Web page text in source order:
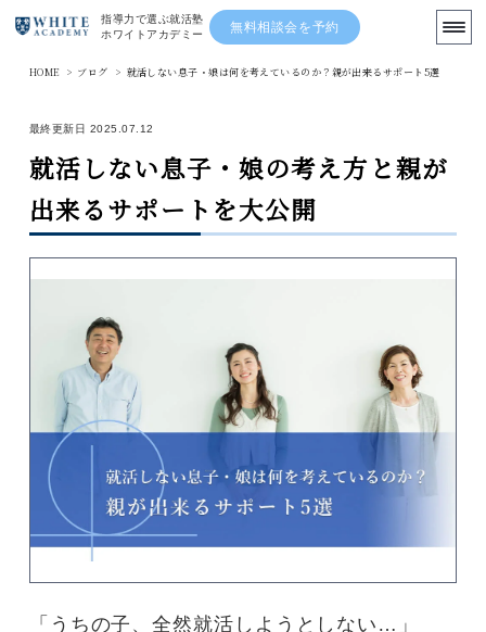
指導力で選ぶ就活塾
ホワイトアカデミー
無料相談会を予約
TOP
講師陣
ニュース
コース紹介
ホワイトアカデミーについて
HOME > ブログ > 就活しない息子・娘は何を考えているのか？親が出来るサポート5選
最終更新日 2025.07.12
就活しない息子・娘の考え方と親が
出来るサポートを大公開
「うちの子、全然就活しようとしない…」